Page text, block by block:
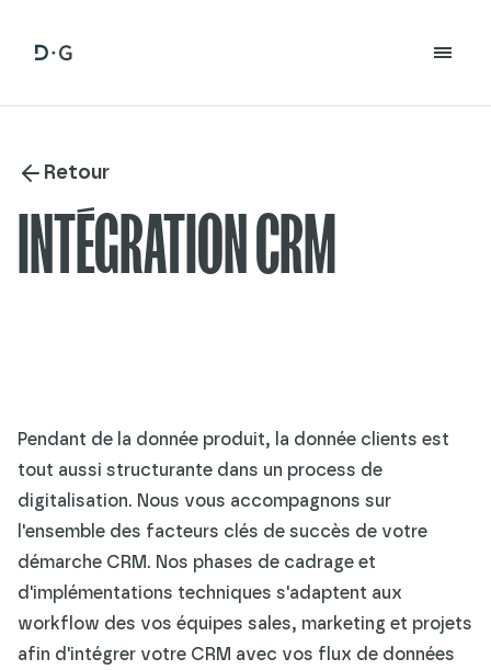
Retour
INTÉGRATION CRM
Pendant de la donnée produit, la donnée clients est
tout aussi structurante dans un process de
digitalisation. Nous vous accompagnons sur
l'ensemble des facteurs clés de succès de votre
démarche CRM. Nos phases de cadrage et
d'implémentations techniques s'adaptent aux
workflow des vos équipes sales, marketing et projets
afin d'intégrer votre CRM avec vos flux de données